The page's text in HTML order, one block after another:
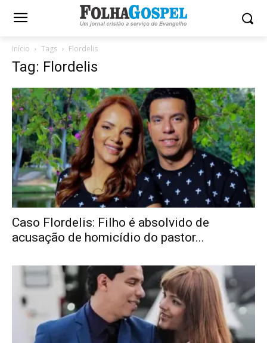
Início Tags Flordelis
Tag: Flordelis
Caso Flordelis: Filho é absolvido de
acusação de homicídio do pastor...